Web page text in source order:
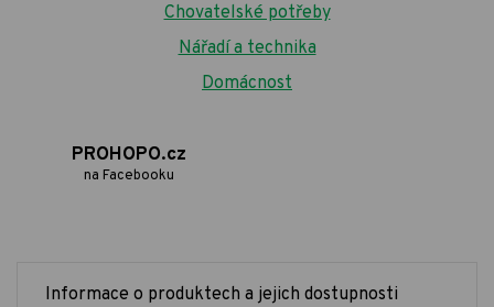
Chovatelské potřeby
Nářadí a technika
Domácnost
PROHOPO.cz
na Facebooku
Informace o produktech a jejich dostupnosti